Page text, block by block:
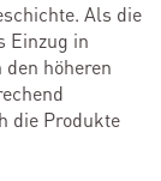
Als die
Einzug in
höheren
die Produkte